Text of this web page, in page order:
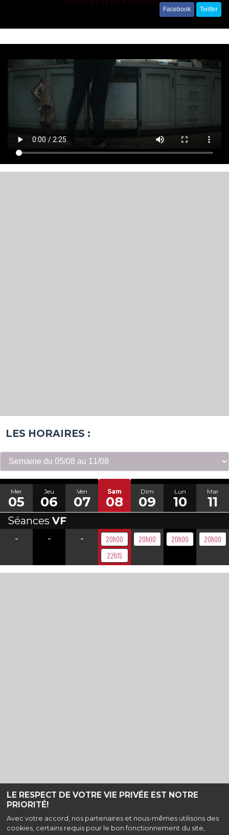
LE RESPECT DE VOTRE VIE PRIVÉE EST NOTRE
PRIORITÉ!
Avec votre accord, nos partenaires et nous-mêmes utilisons des
cookies, certains requis pour le bon fonctionnement du site,
Facebook Twitter
LES HORAIRES :
Mer
05
Jeu
06
Ven
07
Sam
08
Dim
09
Lun
10
Mar
11
Séances VF
-
- -
20h00
22h15
20h00 20h00 20h00